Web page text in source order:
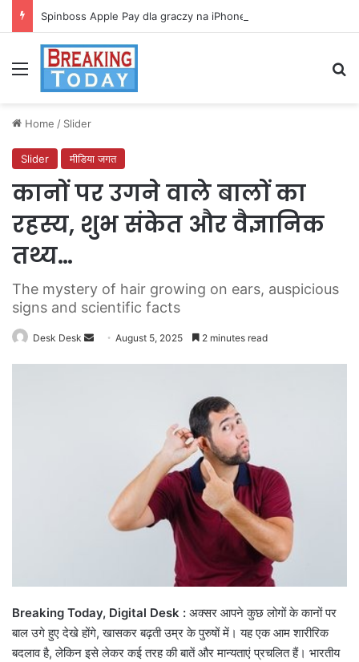
Spinboss Apple Pay dla graczy na iPhone
Menu
Home / Slider
Slider मीडिया जगत
कानों पर उगने वाले बालों का
रहस्य, शुभ संकेत और वैज्ञानिक
तथ्य…
The mystery of hair growing on ears, auspicious
signs and scientific facts
Desk Desk
SendAugust 5, 2025 2 minutes read
Breaking Today, Digital Desk : अक्सर आपने कुछ लोगों के कानों पर
बाल उगे हुए देखे होंगे, खासकर बढ़ती उम्र के पुरुषों में। यह एक आम शारीरिक
बदलाव है, लेकिन इसे लेकर कई तरह की बातें और मान्यताएं प्रचलित हैं। भारतीय